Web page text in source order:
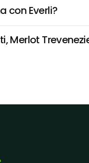
con Everli?
Merlot